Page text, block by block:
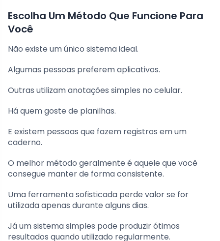
Escolha Um Método Que Funcione Para
Você
Não existe um único sistema ideal.
Algumas pessoas preferem aplicativos.
Outras utilizam anotações simples no celular.
Há quem goste de planilhas.
E existem pessoas que fazem registros em um
caderno.
O melhor método geralmente é aquele que você
consegue manter de forma consistente.
Uma ferramenta sofisticada perde valor se for
utilizada apenas durante alguns dias.
Já um sistema simples pode produzir ótimos
resultados quando utilizado regularmente.